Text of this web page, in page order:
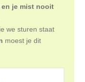
je mist nooit
we sturen staat
moest je dit